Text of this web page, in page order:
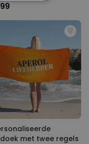
met twee regels
OVERIGE